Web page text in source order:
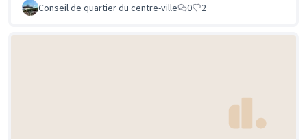
Conseil de quartier du centre-ville
0 2